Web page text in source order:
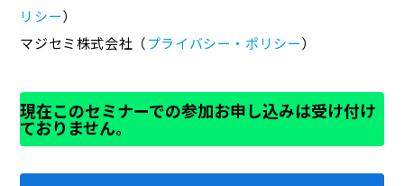
リシー）
マジセミ株式会社（プライバシー・ポリシー）
現在このセミナーでの参加お申し込みは受け付け
ておりません。